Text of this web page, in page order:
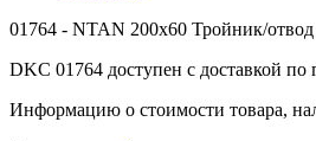
01764 - NTAN 200x60 Тройник/
DKC 01764 доступен с доставкой
Информацию о стоимости товара,